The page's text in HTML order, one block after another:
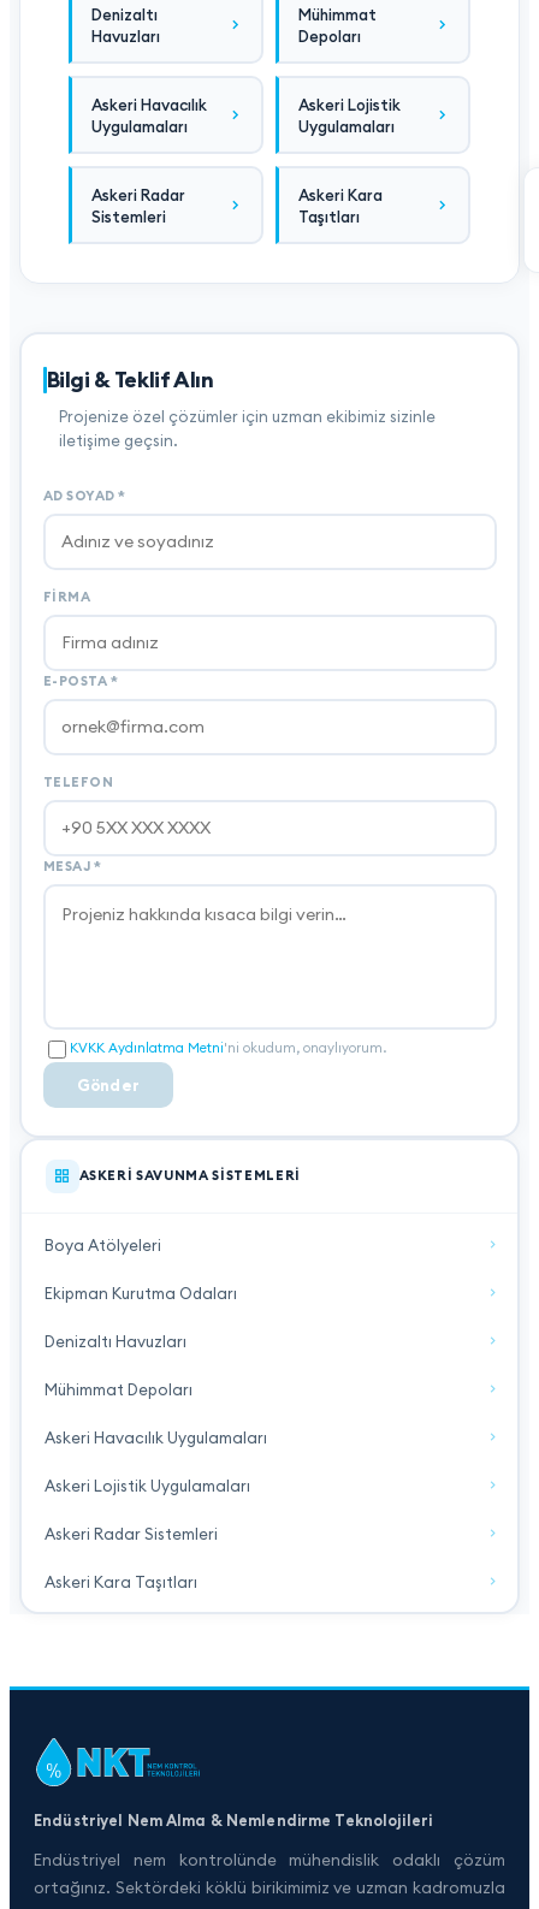
Denizaltı
Havuzları
Mühimmat
Depoları
Askeri Havacılık
Uygulamaları
Askeri Lojistik
Uygulamaları
Askeri Radar
Sistemleri
Askeri Kara
Taşıtları
Bilgi & Teklif Alın
Projenize özel çözümler için uzman ekibimiz sizinle
iletişime geçsin.
AD SOYAD *
FIRMA
E-POSTA *
TELEFON
MESAJ *
KVKK Aydınlatma Metni'ni okudum, onaylıyorum.
Gönder
ASKERI SAVUNMA SISTEMLERI
Boya Atölyeleri
Ekipman Kurutma Odaları
Denizaltı Havuzları
Mühimmat Depoları
Askeri Havacılık Uygulamaları
Askeri Lojistik Uygulamaları
Askeri Radar Sistemleri
Askeri Kara Taşıtları
Endüstriyel Nem Alma & Nemlendirme Teknolojileri
Endüstriyel nem kontrolünde mühendislik odaklı çözüm
ortağınız. Sektördeki köklü birikimimiz ve uzman kadromuzla